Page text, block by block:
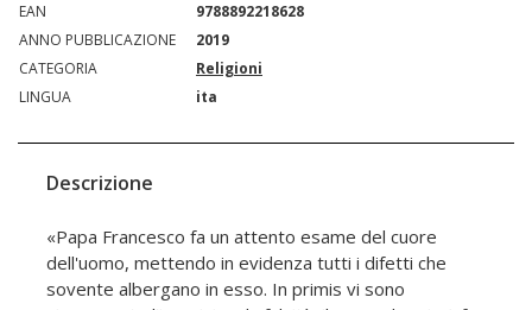
EAN
9788892218628
ANNO PUBBLICAZIONE
2019
CATEGORIA
Religioni
LINGUA
ita
Descrizione
«Papa Francesco fa un attento esame del cuore
dell'uomo, mettendo in evidenza tutti i difetti che
sovente albergano in esso. In primis vi sono